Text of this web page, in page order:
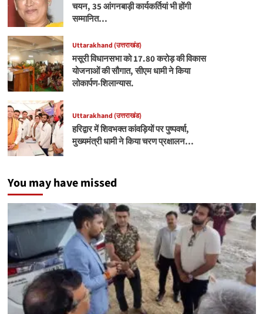
चयन, 35 आंगनबाड़ी कार्यकर्तियां भी होंगी
सम्मानित…
Uttarakhand (उत्तराखंड)
मसूरी विधानसभा को 17.80 करोड़ की विकास
योजनाओं की सौगात, सीएम धामी ने किया
लोकार्पण-शिलान्यास.
Uttarakhand (उत्तराखंड)
हरिद्वार में शिवभक्त कांवड़ियों पर पुष्पवर्षा,
मुख्यमंत्री धामी ने किया चरण प्रक्षालन…
You may have missed